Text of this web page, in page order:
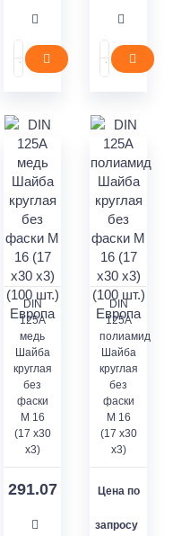
DIN
125A
медь
Шайба
круглая
без
фаски
M 16
(17 x30
x3)
291.07
DIN
125A
полиамид
Шайба
круглая
без
фаски
M 16
(17 x30
x3)
Цена по
запросу